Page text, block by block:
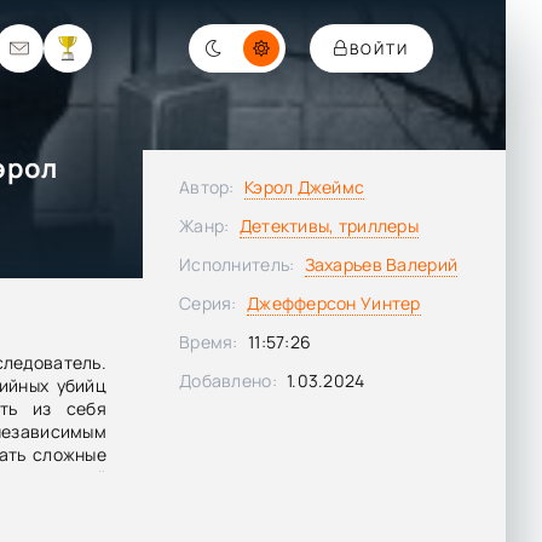
ВОЙТИ
убийц
из себя
сложные
Автор: Кэрол Джеймс
Жанр: Детективы, триллеры
Исполнитель: Захарьев Валерий
Серия: Джефферсон Уинтер
Время: 11:57:26
Добавлено: 1.03.2024